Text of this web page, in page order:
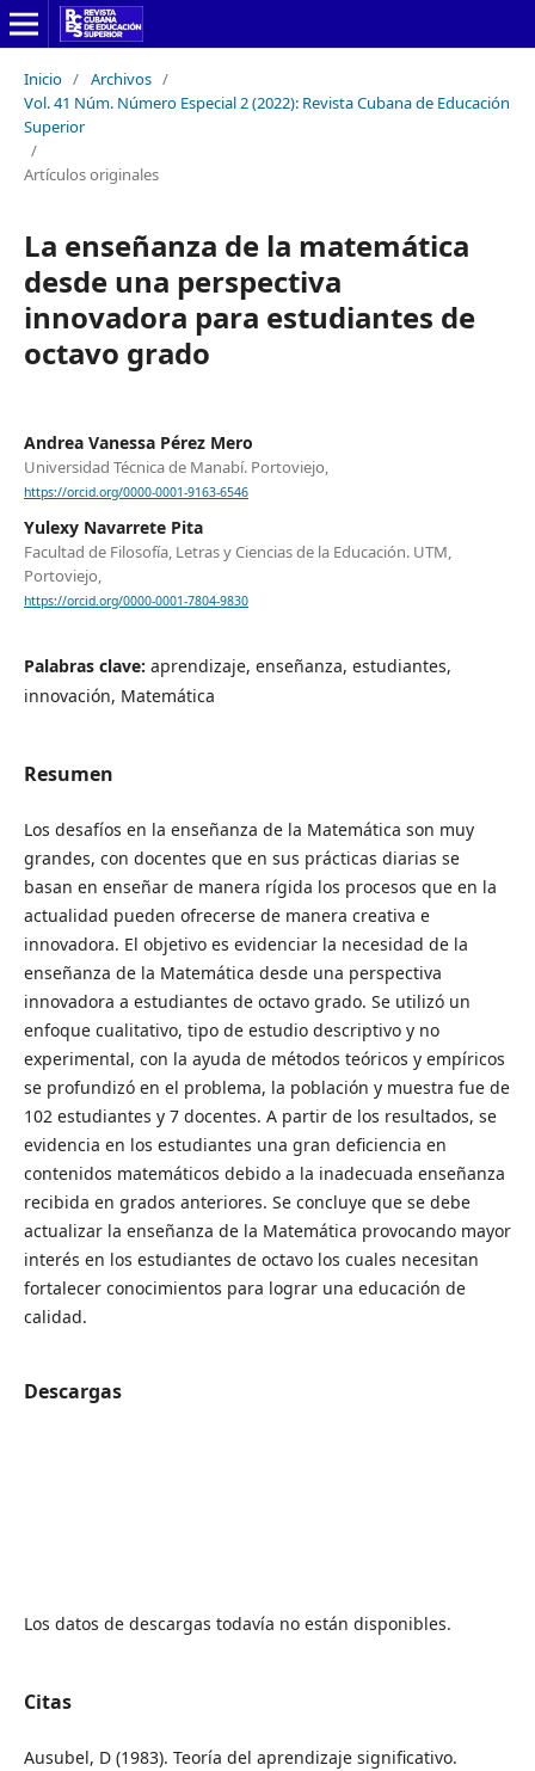
Inicio / Archivos /
Vol. 41 Núm. Número Especial 2 (2022): Revista Cubana de Educación
Superior
/
Artículos originales
La enseñanza de la matemática
desde una perspectiva
innovadora para estudiantes de
octavo grado
Andrea Vanessa Pérez Mero
Universidad Técnica de Manabí. Portoviejo,
https://orcid.org/0000-0001-9163-6546
Yulexy Navarrete Pita
Facultad de Filosofía, Letras y Ciencias de la Educación. UTM,
Portoviejo,
https://orcid.org/0000-0001-7804-9830
Palabras clave: aprendizaje, enseñanza, estudiantes,
innovación, Matemática
Resumen
Los desafíos en la enseñanza de la Matemática son muy
grandes, con docentes que en sus prácticas diarias se
basan en enseñar de manera rígida los procesos que en la
actualidad pueden ofrecerse de manera creativa e
innovadora. El objetivo es evidenciar la necesidad de la
enseñanza de la Matemática desde una perspectiva
innovadora a estudiantes de octavo grado. Se utilizó un
enfoque cualitativo, tipo de estudio descriptivo y no
experimental, con la ayuda de métodos teóricos y empíricos
se profundizó en el problema, la población y muestra fue de
102 estudiantes y 7 docentes. A partir de los resultados, se
evidencia en los estudiantes una gran deficiencia en
contenidos matemáticos debido a la inadecuada enseñanza
recibida en grados anteriores. Se concluye que se debe
actualizar la enseñanza de la Matemática provocando mayor
interés en los estudiantes de octavo los cuales necesitan
fortalecer conocimientos para lograr una educación de
calidad.
Descargas
Los datos de descargas todavía no están disponibles.
Citas
Ausubel, D (1983). Teoría del aprendizaje significativo.